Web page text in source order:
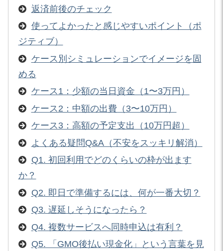
返済前後のチェック
使ってよかったと感じやすいポイント（ポ
ジティブ）
ケース別シミュレーションでイメージを固
める
ケース1：少額の当日資金（1〜3万円）
ケース2：中額の出費（3〜10万円）
ケース3：高額の予定支出（10万円超）
よくある疑問Q&A（不安をスッキリ解消）
Q1. 初回利用でどのくらいの枠が出ます
か？
Q2. 即日で準備するには、何が一番大切？
Q3. 遅延しそうになったら？
Q4. 複数サービスへ同時申込は有利？
Q5. 「GMO後払い現金化」という言葉を見